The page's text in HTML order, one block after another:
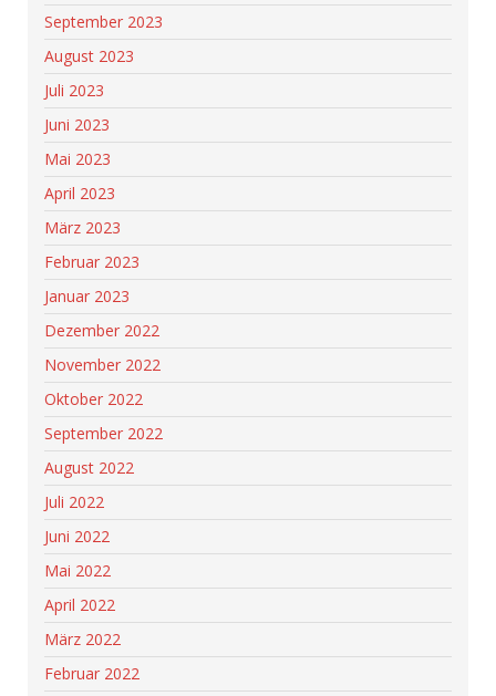
September 2023
August 2023
Juli 2023
Juni 2023
Mai 2023
April 2023
März 2023
Februar 2023
Januar 2023
Dezember 2022
November 2022
Oktober 2022
September 2022
August 2022
Juli 2022
Juni 2022
Mai 2022
April 2022
März 2022
Februar 2022